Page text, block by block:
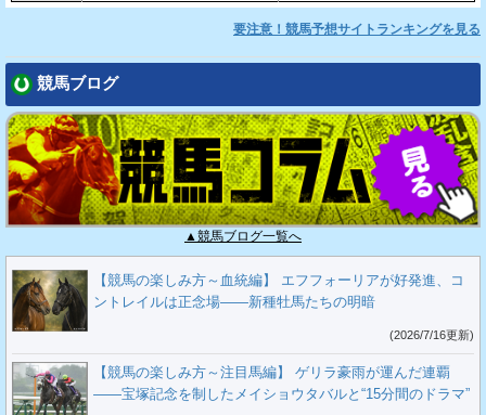
要注意！競馬予想サイトランキングを見る
競馬ブログ
▲競馬ブログ一覧へ
【競馬の楽しみ方～血統編】 エフフォーリアが好発進、コ
ントレイルは正念場――新種牡馬たちの明暗
(2026/7/16更新)
【競馬の楽しみ方～注目馬編】 ゲリラ豪雨が運んだ連覇
――宝塚記念を制したメイショウタバルと“15分間のドラマ”